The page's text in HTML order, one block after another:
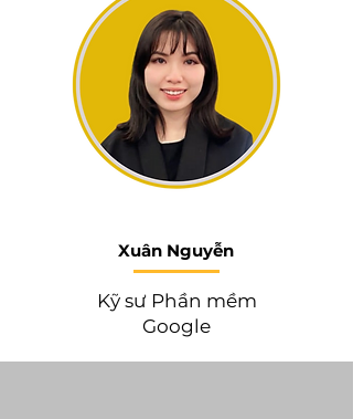
Xuân Nguyễn
Kỹ sư Phần mềm
Google